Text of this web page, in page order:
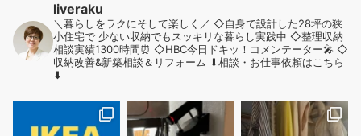
liveraku
＼暮らしをラクにそして楽しく／ ◇自身で設計した28坪の狭
小住宅で 少ない収納でもスッキリな暮らし実践中 ◇整理収納
相談実績1300時間⏰ ◇HBC今日ドキッ！コメンテーター🎤 ◇
収納改善&新築相談＆リフォーム ⬇︎相談・お仕事依頼はこちら
⬇︎